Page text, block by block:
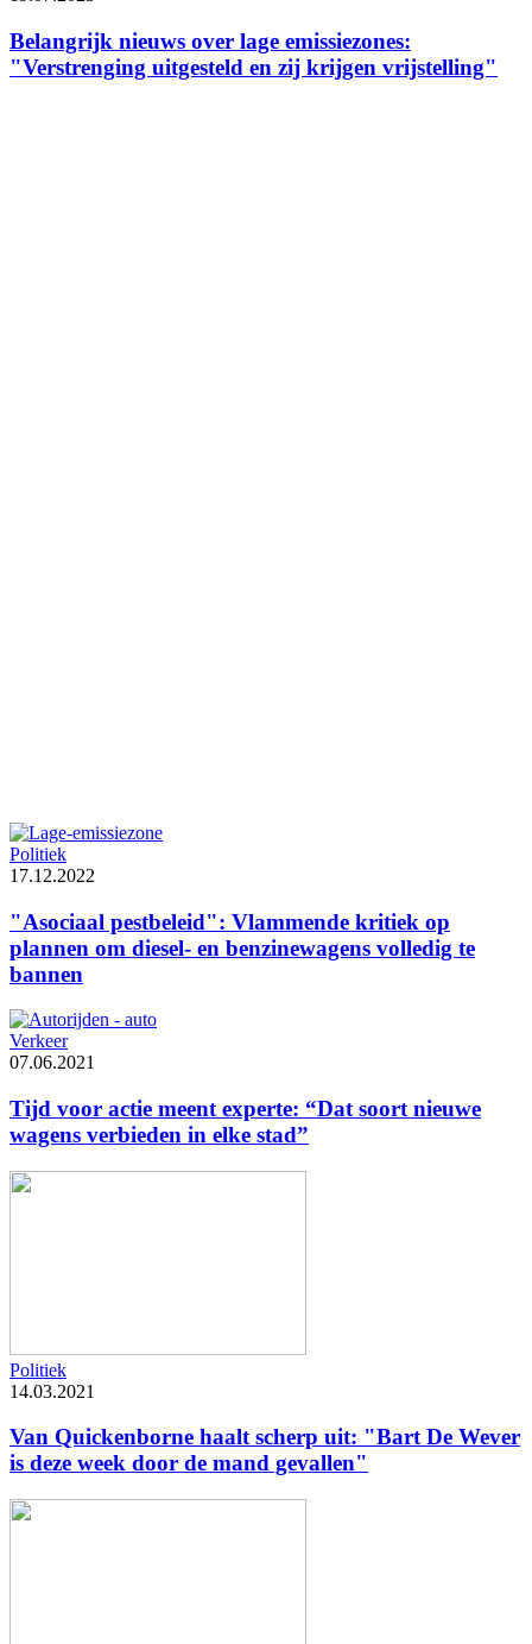
Belangrijk nieuws over lage emissiezones:
"Verstrenging uitgesteld en zij krijgen vrijstelling"
Politiek
17.12.2022
"Asociaal pestbeleid": Vlammende kritiek op
plannen om diesel- en benzinewagens volledig te
bannen
Verkeer
07.06.2021
Tijd voor actie meent experte: “Dat soort nieuwe
wagens verbieden in elke stad”
Politiek
14.03.2021
Van Quickenborne haalt scherp uit: "Bart De Wever
is deze week door de mand gevallen"